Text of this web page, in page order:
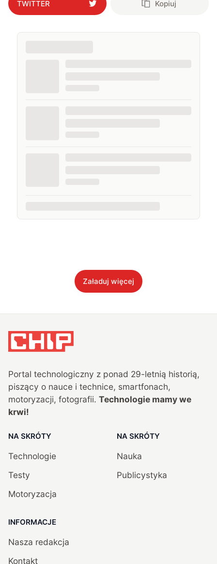
TWITTER Kopiuj
Załaduj więcej
Portal technologiczny z ponad 29-letnią historią,
piszący o nauce i technice, smartfonach,
motoryzacji, fotografii. Technologie mamy we
krwi!
NA SKRÓTY
Technologie
Testy
Motoryzacja
NA SKRÓTY
Nauka
Publicystyka
INFORMACJE
Nasza redakcja
Kontakt